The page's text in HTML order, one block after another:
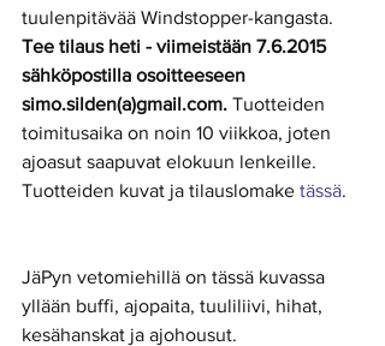
tuulenpitävää Windstopper-kangasta.
Tee tilaus heti - viimeistään 7.6.2015
sähköpostilla osoitteeseen
simo.silden(a)gmail.com. Tuotteiden
toimitusaika on noin 10 viikkoa, joten
ajoasut saapuvat elokuun lenkeille.
Tuotteiden kuvat ja tilauslomake tässä.
JäPyn vetomiehillä on tässä kuvassa
yllään buffi, ajopaita, tuuliliivi, hihat,
kesähanskat ja ajohousut.